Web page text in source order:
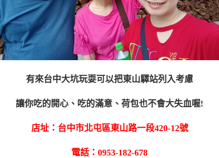
有來台中大坑玩耍可以把東山驛站列入考慮
讓你吃的開心、吃的滿意、荷包也不會大失血喔!
店址：台中市北屯區東山路一段420-12號
電話：0953-182-678